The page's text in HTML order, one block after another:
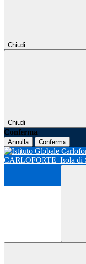
Chiudi
Chiudi
Conferma
Annulla Conferma
CARLOFORTE Isola di